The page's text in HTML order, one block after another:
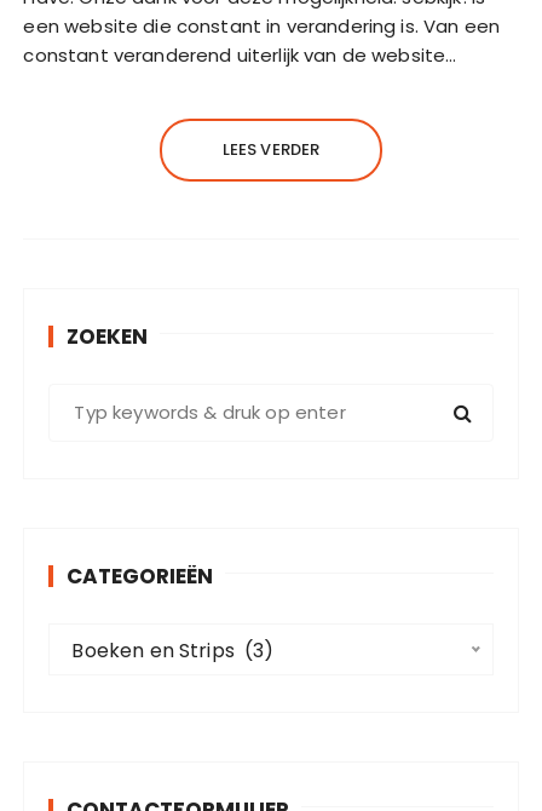
een website die constant in verandering is. Van een
constant veranderend uiterlijk van de website…
LEES VERDER
ZOEKEN
CATEGORIEËN
Boeken en Strips  (3)